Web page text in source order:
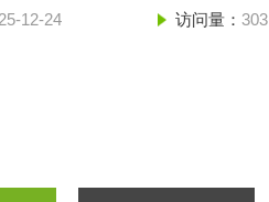
12-24 访问量： 303